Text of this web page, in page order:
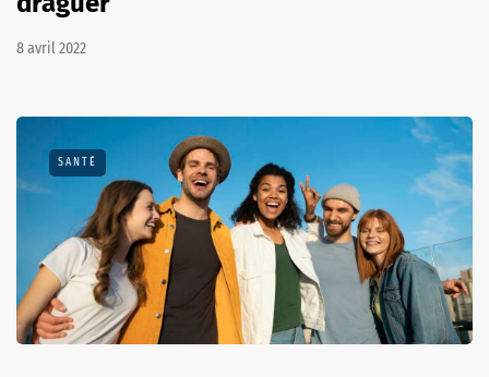
8 avril 2022
SANTÉ